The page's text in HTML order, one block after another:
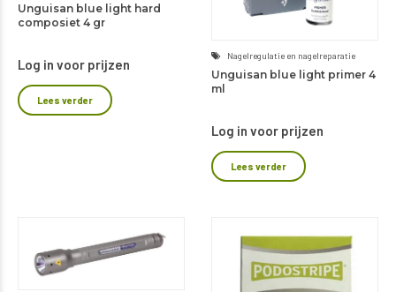
Unguisan blue light hard
composiet 4 gr
Log in voor prijzen
Lees verder
Nagelregulatie en nagelreparatie
Unguisan blue light primer 4
ml
Log in voor prijzen
Lees verder